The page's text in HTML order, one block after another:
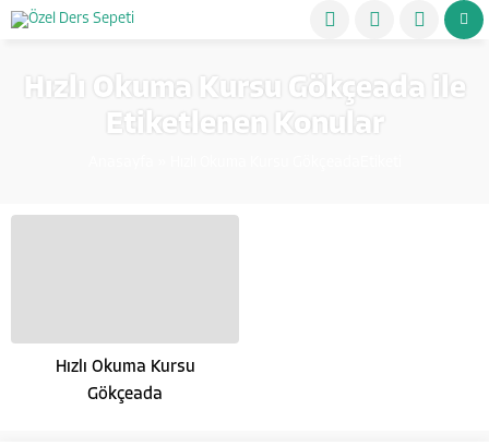
Hızlı Okuma Kursu Gökçeada ile
Etiketlenen Konular
Hızlı Okuma Kursu
Gökçeada